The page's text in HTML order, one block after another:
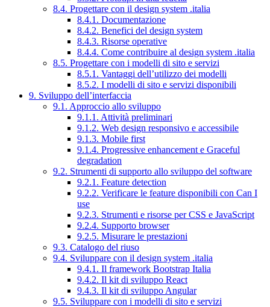
8.4. Progettare con il design system .italia
8.4.1. Documentazione
8.4.2. Benefici del design system
8.4.3. Risorse operative
8.4.4. Come contribuire al design system .italia
8.5. Progettare con i modelli di sito e servizi
8.5.1. Vantaggi dell’utilizzo dei modelli
8.5.2. I modelli di sito e servizi disponibili
9. Sviluppo dell’interfaccia
9.1. Approccio allo sviluppo
9.1.1. Attività preliminari
9.1.2. Web design responsivo e accessibile
9.1.3. Mobile first
9.1.4. Progressive enhancement e Graceful
degradation
9.2. Strumenti di supporto allo sviluppo del software
9.2.1. Feature detection
9.2.2. Verificare le feature disponibili con Can I
use
9.2.3. Strumenti e risorse per CSS e JavaScript
9.2.4. Supporto browser
9.2.5. Misurare le prestazioni
9.3. Catalogo del riuso
9.4. Sviluppare con il design system .italia
9.4.1. Il framework Bootstrap Italia
9.4.2. Il kit di sviluppo React
9.4.3. Il kit di sviluppo Angular
9.5. Sviluppare con i modelli di sito e servizi